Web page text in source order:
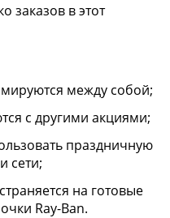
заказов в этот
между собой;
с другими акциями;
праздничную
сети;
на готовые
Ray-Ban.